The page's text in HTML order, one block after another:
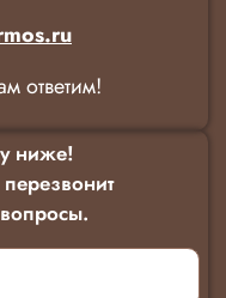
ответим!
ниже!